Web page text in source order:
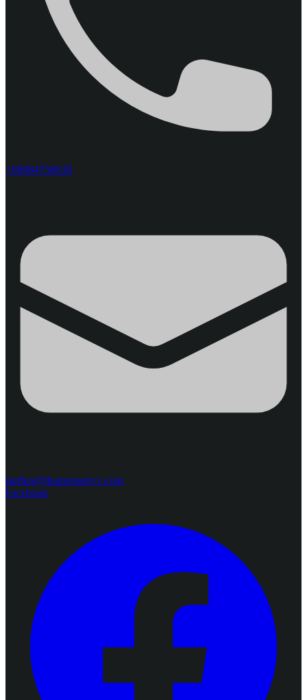
+66984758639
steffen@thaiproperty1.com
Facebook